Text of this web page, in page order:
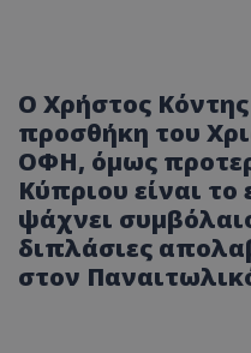
Ο Χρήστος
προσθήκη του
ΟΦΗ, όμως
Κύπριου είναι
ψάχνει
διπλάσιες
στον